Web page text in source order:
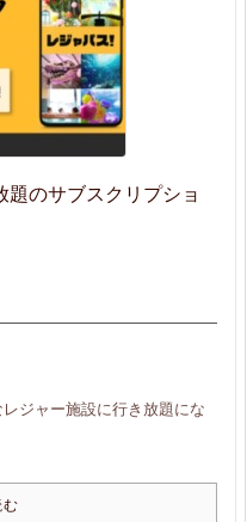
題のサブスクリプショ
ジャー施設に行き放題にな